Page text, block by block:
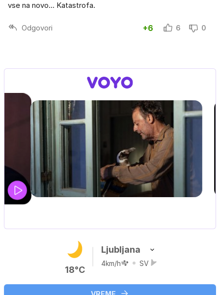
vse na novo... Katastrofa.
Odgovori +6 6 0
UEFA SUPERPOKAL
18°C
Ljubljana
4km/h SV